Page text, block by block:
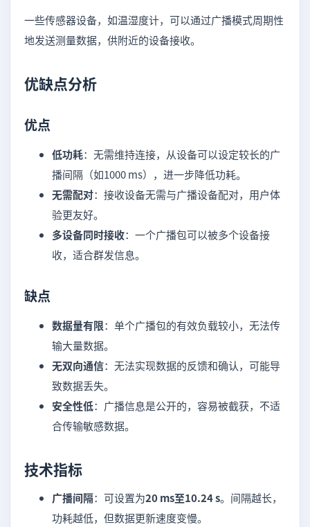
一些传感器设备，如温湿度计，可以通过广播模式周期性
地发送测量数据，供附近的设备接收。
优缺点分析
优点
低功耗：无需维持连接，从设备可以设定较长的广
播间隔（如1000 ms），进一步降低功耗。
无需配对：接收设备无需与广播设备配对，用户体
验更友好。
多设备同时接收：一个广播包可以被多个设备接
收，适合群发信息。
缺点
数据量有限：单个广播包的有效负载较小，无法传
输大量数据。
无双向通信：无法实现数据的反馈和确认，可能导
致数据丢失。
安全性低：广播信息是公开的，容易被截获，不适
合传输敏感数据。
技术指标
广播间隔：可设置为20 ms至10.24 s。间隔越长，
功耗越低，但数据更新速度变慢。